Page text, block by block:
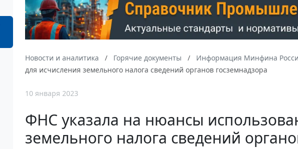
Новости и аналитика Горячие документы Информация Минфина
для исчисления земельного налога сведений органов госземнадзора
10 января 2023
ФНС указала на нюансы
земельного налога сведений